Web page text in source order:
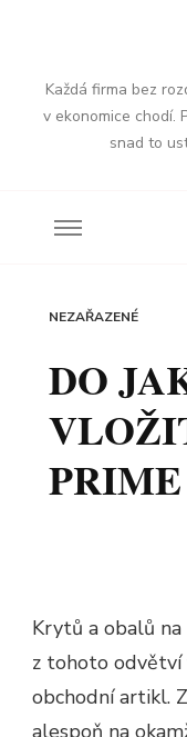
Každá firma bez
v ekonomice chodí.
snad to
NEZAŘAZENÉ
DO
PRIME
Krytů a obalů
z tohoto odvětví
obchodní artikl.
alespoň na